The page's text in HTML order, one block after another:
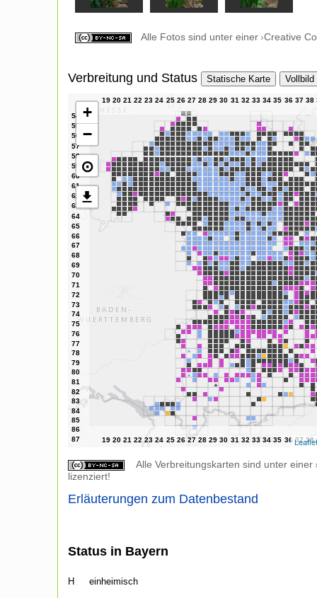
Alle Fotos sind unter einer Creative
Verbreitung und Status Statische Karte Vollbild
+
−
⊙
Leaflet
Alle Verbreitungskarten sind unter einer
lizenziert!
Erläuterungen zum Datenbestand
Status in Bayern
H einheimisch